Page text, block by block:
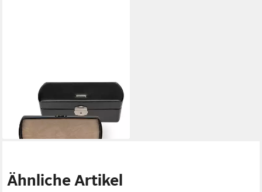
WINDROSE
Uhrenbox Merino
69,00 €
lieferbar - in 2-3 Werktagen bei dir
Ähnliche Artikel